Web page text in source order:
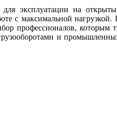
эксплуатации на
с максимальной нагрузкой.
которым
и